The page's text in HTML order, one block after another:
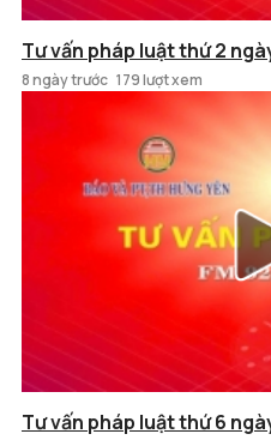
Tư vấn pháp luật thứ 2
8 ngày trước 179 lượt xem
Tư vấn pháp luật thứ 6